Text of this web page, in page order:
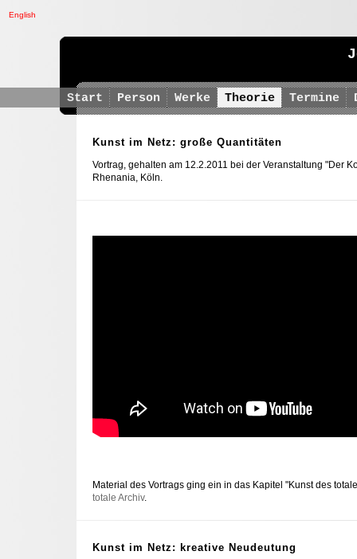
English
Start Person Werke Theorie Termine
Kunst im Netz: große Quantitäten
Vortrag, gehalten am 12.2.2011 bei der Veranstaltung "Der
Rhenania, Köln.
Material des Vortrags ging ein in das Kapitel "Kunst des
totale Archiv.
Kunst im Netz: kreative Neudeutung